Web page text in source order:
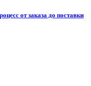
от заказа до поставки